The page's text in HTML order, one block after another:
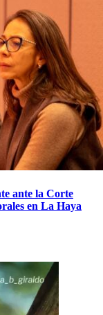
ante la Corte
en La Haya